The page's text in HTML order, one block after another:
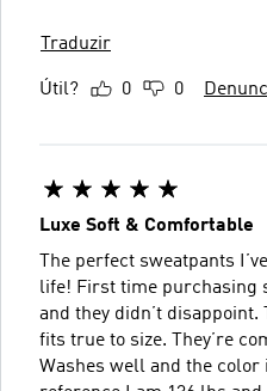
Traduzir
Útil? 0 0
Luxe Soft & Comfortable
The perfect sweatpants
life! First time purchasing
and they didn’t disappoint. The length is perfect and it
fits true to size. They’re
Washes well and the